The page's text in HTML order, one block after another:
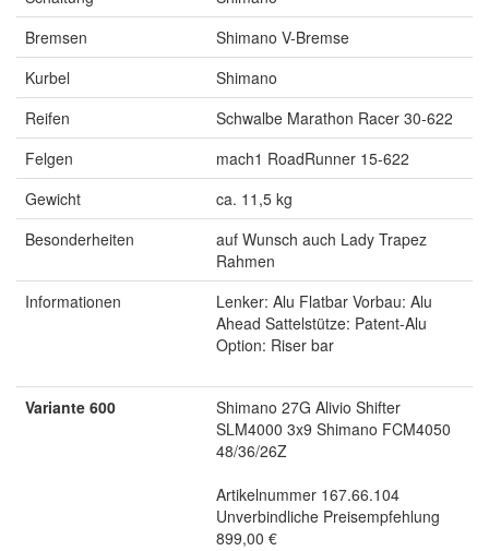
Bremsen
Shimano V-Bremse
Kurbel
Shimano
Reifen
Schwalbe Marathon Racer 30-622
Felgen
mach1 RoadRunner 15-622
Gewicht
ca. 11,5 kg
Besonderheiten
auf Wunsch auch Lady Trapez
Rahmen
Informationen
Lenker: Alu Flatbar Vorbau: Alu
Ahead Sattelstütze: Patent-Alu
Option: Riser bar
Variante 600
Shimano 27G Alivio Shifter
SLM4000 3x9 Shimano FCM4050
48/36/26Z
Artikelnummer 167.66.104
Unverbindliche Preisempfehlung
899,00 €